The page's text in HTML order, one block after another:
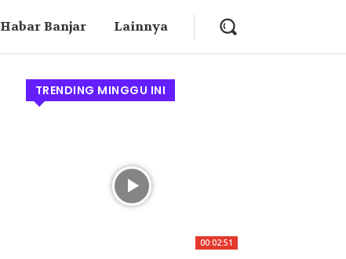
Habar Banjar Lainnya
TRENDING MINGGU INI
00:02:51